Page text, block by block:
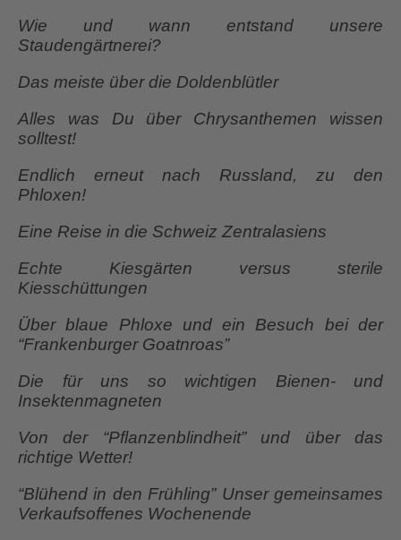
Wie und wann entstand unsere
Staudengärtnerei?
Das meiste über die Doldenblütler
Alles was Du über Chrysanthemen wissen
solltest!
Endlich erneut nach Russland, zu den
Phloxen!
Eine Reise in die Schweiz Zentralasiens
Echte Kiesgärten versus sterile
Kiesschüttungen
Über blaue Phloxe und ein Besuch bei der
“Frankenburger Goatnroas”
Die für uns so wichtigen Bienen- und
Insektenmagneten
Von der “Pflanzenblindheit” und über das
richtige Wetter!
“Blühend in den Frühling” Unser gemeinsames
Verkaufsoffenes Wochenende